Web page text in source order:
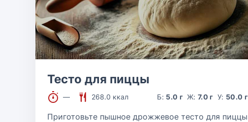
Тесто для пиццы
— 268.0 ккал Б: 5.0 г Ж:7.0 г У: 50.0 г
Приготовьте пышное дрожжевое тесто для пиццы